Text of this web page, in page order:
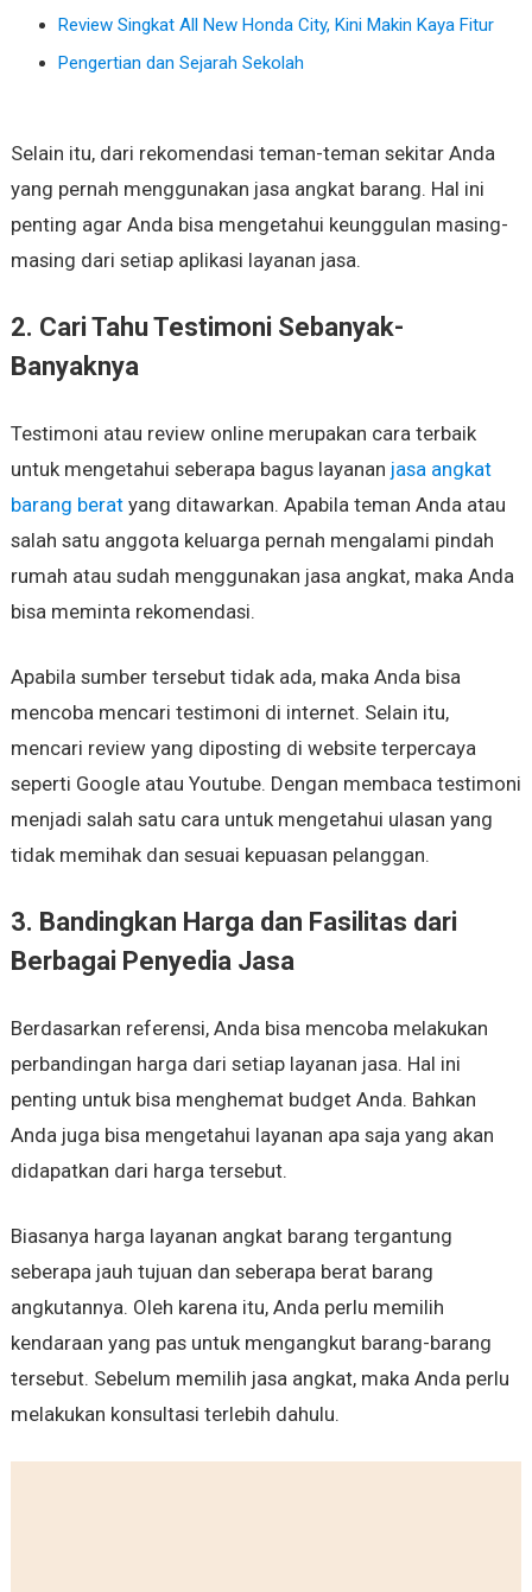
Review Singkat All New Honda City, Kini Makin Kaya Fitur
Pengertian dan Sejarah Sekolah
Selain itu, dari rekomendasi teman-teman sekitar Anda
yang pernah menggunakan jasa angkat barang. Hal ini
penting agar Anda bisa mengetahui keunggulan masing-
masing dari setiap aplikasi layanan jasa.
2. Cari Tahu Testimoni Sebanyak-
Banyaknya
Testimoni atau review online merupakan cara terbaik
untuk mengetahui seberapa bagus layanan jasa angkat
barang beratyang ditawarkan. Apabila teman Anda atau
salah satu anggota keluarga pernah mengalami pindah
rumah atau sudah menggunakan jasa angkat, maka Anda
bisa meminta rekomendasi.
Apabila sumber tersebut tidak ada, maka Anda bisa
mencoba mencari testimoni di internet. Selain itu,
mencari review yang diposting di website terpercaya
seperti Google atau Youtube. Dengan membaca testimoni
menjadi salah satu cara untuk mengetahui ulasan yang
tidak memihak dan sesuai kepuasan pelanggan.
3. Bandingkan Harga dan Fasilitas dari
Berbagai Penyedia Jasa
Berdasarkan referensi, Anda bisa mencoba melakukan
perbandingan harga dari setiap layanan jasa. Hal ini
penting untuk bisa menghemat budget Anda. Bahkan
Anda juga bisa mengetahui layanan apa saja yang akan
didapatkan dari harga tersebut.
Biasanya harga layanan angkat barang tergantung
seberapa jauh tujuan dan seberapa berat barang
angkutannya. Oleh karena itu, Anda perlu memilih
kendaraan yang pas untuk mengangkut barang-barang
tersebut. Sebelum memilih jasa angkat, maka Anda perlu
melakukan konsultasi terlebih dahulu.